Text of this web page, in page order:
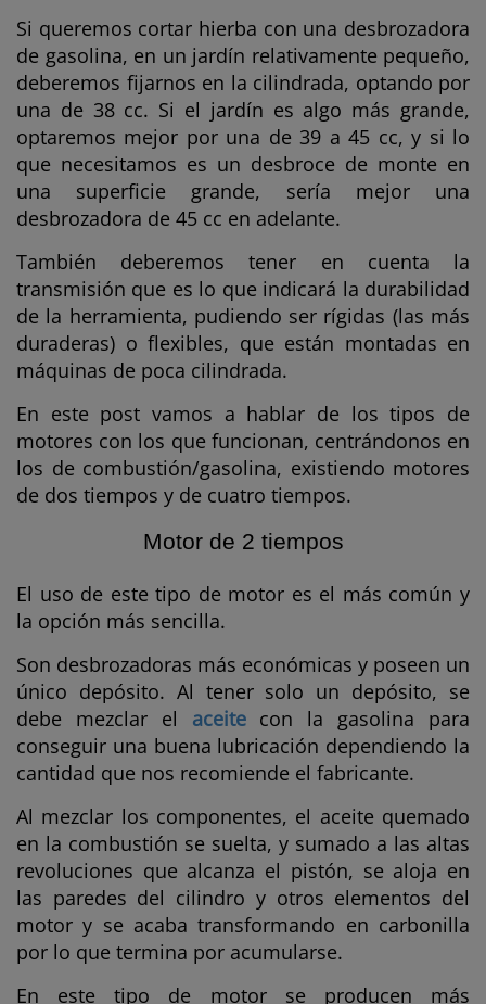
Si queremos cortar hierba con una desbrozadora
de gasolina, en un jardín relativamente pequeño,
deberemos fijarnos en la cilindrada, optando por
una de 38 cc. Si el jardín es algo más grande,
optaremos mejor por una de 39 a 45 cc, y si lo
que necesitamos es un desbroce de monte en
una superficie grande, sería mejor una
desbrozadora de 45 cc en adelante.
También deberemos tener en cuenta la
transmisión que es lo que indicará la durabilidad
de la herramienta, pudiendo ser rígidas (las más
duraderas) o flexibles, que están montadas en
máquinas de poca cilindrada.
En este post vamos a hablar de los tipos de
motores con los que funcionan, centrándonos en
los de combustión/gasolina, existiendo motores
de dos tiempos y de cuatro tiempos.
Motor de 2 tiempos
El uso de este tipo de motor es el más común y
la opción más sencilla.
Son desbrozadoras más económicas y poseen un
único depósito. Al tener solo un depósito, se
debe mezclar el aceite con la gasolina para
conseguir una buena lubricación dependiendo la
cantidad que nos recomiende el fabricante.
Al mezclar los componentes, el aceite quemado
en la combustión se suelta, y sumado a las altas
revoluciones que alcanza el pistón, se aloja en
las paredes del cilindro y otros elementos del
motor y se acaba transformando en carbonilla
por lo que termina por acumularse.
En este tipo de motor se producen más